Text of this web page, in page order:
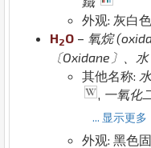
外观: 灰白
H2O – 氧烷
〔Oxidane〕、
其他名称: 水
一氧化
... 显示更多
外观: 黑色